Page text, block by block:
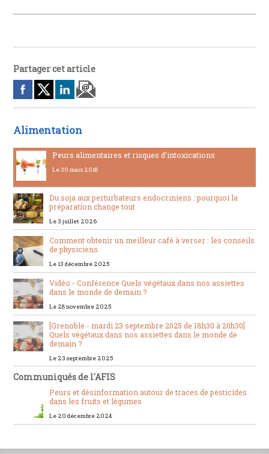
Partager cet article
Alimentation
Peurs alimentaires et risques d’intoxications
Le 30 mars 2018
Du soja aux perturbateurs endocriniens : pourquoi la
préparation change tout
Le 3 juillet 2026
Comment obtenir un meilleur café à verser : les conseils
de physiciens
Le 13 décembre 2025
Vidéo - Conférence Quels végétaux dans nos assiettes
dans le monde de demain ?
Le 28 novembre 2025
[Grenoble - mardi 23 septembre 2025 de 18h30 à 20h30]
Quels végétaux dans nos assiettes dans le monde de
demain ?
Le 23 septembre 2025
Communiqués de l'AFIS
Peurs et désinformation autour de traces de pesticides
dans les fruits et légumes
Le 20 décembre 2024